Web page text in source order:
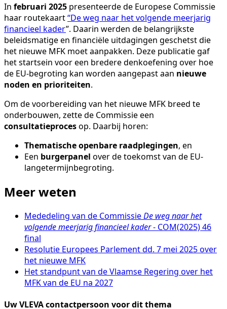
In februari 2025 presenteerde de Europese Commissie
haar routekaart“De weg naar het volgende meerjarig
financieel kader”. Daarin werden de belangrijkste
beleidsmatige en financiële uitdagingen geschetst die
het nieuwe MFK moet aanpakken. Deze publicatie gaf
het startsein voor een bredere denkoefening over hoe
de EU-begroting kan worden aangepast aan nieuwe
noden en prioriteiten.
Om de voorbereiding van het nieuwe MFK breed te
onderbouwen, zette de Commissie een
consultatieprocesop. Daarbij horen:
Thematische openbare raadplegingen, en
Een burgerpanel over de toekomst van de EU-
langetermijnbegroting.
Meer weten
Mededeling van de CommissieDe weg naar het
volgende meerjarig financieel kader- COM(2025) 46
final
Resolutie Europees Parlement dd. 7 mei 2025 over
het nieuwe MFK
Het standpunt van de Vlaamse Regering over het
MFK van de EU na 2027
Uw VLEVA contactpersoon voor dit thema